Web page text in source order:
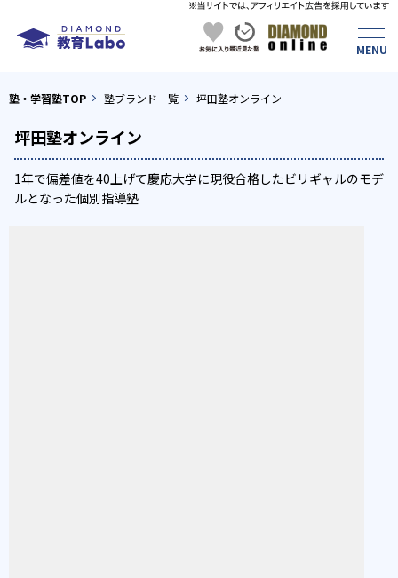
塾・学習塾TOP 塾ブランド一覧 坪田塾オンライン
坪田塾オンライン
1年で偏差値を40上げて慶応大学に現役合格したビリギャルのモデ
ルとなった個別指導塾